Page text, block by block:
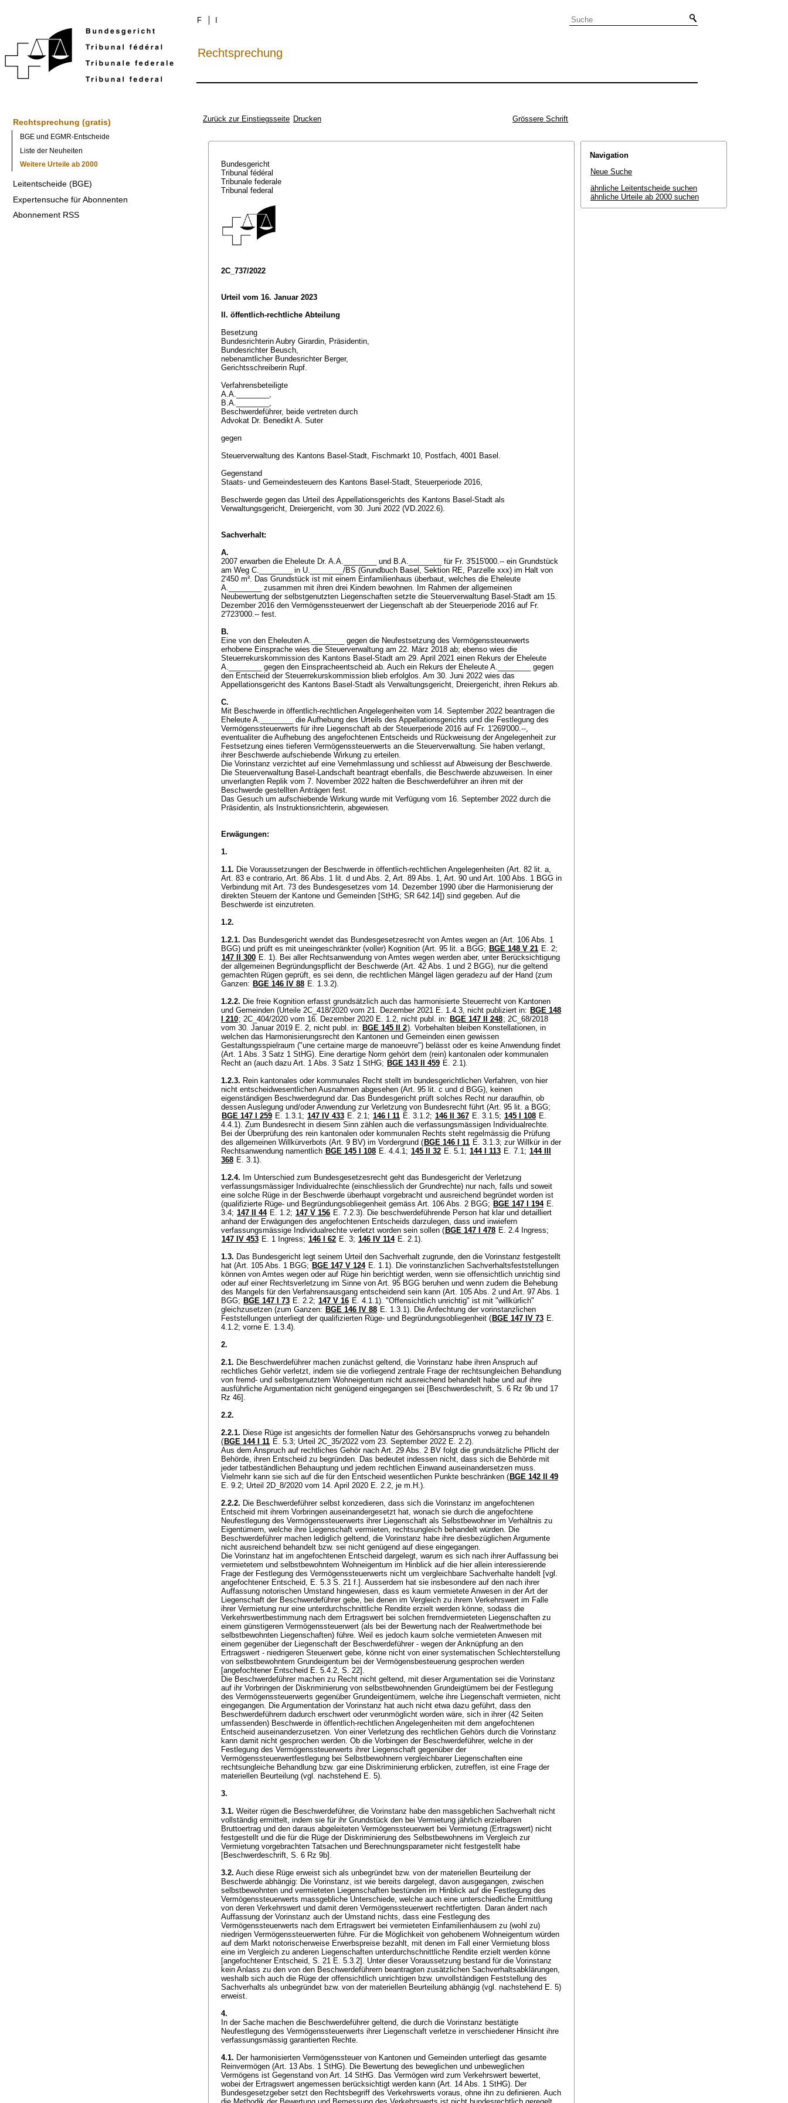
F
Rechtsprechung
Rechtsprechung (gratis)
BGE und EGMR-Entscheide
Liste der Neuheiten
Weitere Urteile ab 2000
Leitentscheide (BGE)
Expertensuche für Abonnenten
Abonnement RSS
Zurück zur Einstiegsseite Drucken Grössere Schrift
Bundesgericht
Tribunal fédéral
Tribunale federale
Tribunal federal
2C_737/2022
Urteil vom 16. Januar 2023
II. öffentlich-rechtliche Abteilung
Besetzung
Bundesrichterin Aubry Girardin, Präsidentin,
Bundesrichter Beusch,
nebenamtlicher Bundesrichter Berger,
Gerichtsschreiberin Rupf.
Verfahrensbeteiligte
A.A.________,
B.A.________,
Beschwerdeführer, beide vertreten durch
Advokat Dr. Benedikt A. Suter
gegen
Steuerverwaltung des Kantons Basel-Stadt, Fischmarkt 10, Postfach, 4001 Basel.
Gegenstand
Staats- und Gemeindesteuern des Kantons Basel-Stadt, Steuerperiode 2016,
Beschwerde gegen das Urteil des Appellationsgerichts des Kantons Basel-Stadt als
Verwaltungsgericht, Dreiergericht, vom 30. Juni 2022 (VD.2022.6).
Sachverhalt:
A.
2007 erwarben die Eheleute Dr. A.A.________ und B.A.________ für Fr. 3'515'000.-- ein Grundstück
am Weg C.________ in U.________/BS (Grundbuch Basel, Sektion RE, Parzelle xxx) im Halt von
2'450 m². Das Grundstück ist mit einem Einfamilienhaus überbaut, welches die Eheleute
A.________ zusammen mit ihren drei Kindern bewohnen. Im Rahmen der allgemeinen
Neubewertung der selbstgenutzten Liegenschaften setzte die Steuerverwaltung Basel-Stadt am 15.
Dezember 2016 den Vermögenssteuerwert der Liegenschaft ab der Steuerperiode 2016 auf Fr.
2'723'000.-- fest.
B.
Eine von den Eheleuten A.________ gegen die Neufestsetzung des Vermögenssteuerwerts
erhobene Einsprache wies die Steuerverwaltung am 22. März 2018 ab; ebenso wies die
Steuerrekurskommission des Kantons Basel-Stadt am 29. April 2021 einen Rekurs der Eheleute
A.________ gegen den Einspracheentscheid ab. Auch ein Rekurs der Eheleute A.________ gegen
den Entscheid der Steuerrekurskommission blieb erfolglos. Am 30. Juni 2022 wies das
Appellationsgericht des Kantons Basel-Stadt als Verwaltungsgericht, Dreiergericht, ihren Rekurs ab.
C.
Mit Beschwerde in öffentlich-rechtlichen Angelegenheiten vom 14. September 2022 beantragen die
Eheleute A.________ die Aufhebung des Urteils des Appellationsgerichts und die Festlegung des
Vermögenssteuerwerts für ihre Liegenschaft ab der Steuerperiode 2016 auf Fr. 1'269'000.--,
eventualiter die Aufhebung des angefochtenen Entscheids und Rückweisung der Angelegenheit zur
Festsetzung eines tieferen Vermögenssteuerwerts an die Steuerverwaltung. Sie haben verlangt,
ihrer Beschwerde aufschiebende Wirkung zu erteilen.
Die Vorinstanz verzichtet auf eine Vernehmlassung und schliesst auf Abweisung der Beschwerde.
Die Steuerverwaltung Basel-Landschaft beantragt ebenfalls, die Beschwerde abzuweisen. In einer
unverlangten Replik vom 7. November 2022 halten die Beschwerdeführer an ihren mit der
Beschwerde gestellten Anträgen fest.
Das Gesuch um aufschiebende Wirkung wurde mit Verfügung vom 16. September 2022 durch die
Präsidentin, als Instruktionsrichterin, abgewiesen.
Erwägungen:
1.
1.1. Die Voraussetzungen der Beschwerde in öffentlich-rechtlichen Angelegenheiten (Art. 82 lit. a,
Art. 83 e contrario, Art. 86 Abs. 1 lit. d und Abs. 2, Art. 89 Abs. 1, Art. 90 und Art. 100 Abs. 1 BGG in
Verbindung mit Art. 73 des Bundesgesetzes vom 14. Dezember 1990 über die Harmonisierung der
direkten Steuern der Kantone und Gemeinden [StHG; SR 642.14]) sind gegeben. Auf die
Beschwerde ist einzutreten.
1.2.
1.2.1. Das Bundesgericht wendet das Bundesgesetzesrecht von Amtes wegen an (Art. 106 Abs. 1
BGG) und prüft es mit uneingeschränkter (voller) Kognition (Art. 95 lit. a BGG; BGE 148 V 21 E. 2;
147 II 300 E. 1). Bei aller Rechtsanwendung von Amtes wegen werden aber, unter Berücksichtigung
der allgemeinen Begründungspflicht der Beschwerde (Art. 42 Abs. 1 und 2 BGG), nur die geltend
gemachten Rügen geprüft, es sei denn, die rechtlichen Mängel lägen geradezu auf der Hand (zum
Ganzen: BGE 146 IV 88 E. 1.3.2).
1.2.2. Die freie Kognition erfasst grundsätzlich auch das harmonisierte Steuerrecht von Kantonen
und Gemeinden (Urteile 2C_418/2020 vom 21. Dezember 2021 E. 1.4.3, nicht publiziert in: BGE 148
I 210; 2C_404/2020 vom 16. Dezember 2020 E. 1.2, nicht publ. in: BGE 147 II 248; 2C_68/2018
vom 30. Januar 2019 E. 2, nicht publ. in: BGE 145 II 2). Vorbehalten bleiben Konstellationen, in
welchen das Harmonisierungsrecht den Kantonen und Gemeinden einen gewissen
Gestaltungsspielraum ("une certaine marge de manoeuvre") belässt oder es keine Anwendung findet
(Art. 1 Abs. 3 Satz 1 StHG). Eine derartige Norm gehört dem (rein) kantonalen oder kommunalen
Recht an (auch dazu Art. 1 Abs. 3 Satz 1 StHG; BGE 143 II 459 E. 2.1).
1.2.3. Rein kantonales oder kommunales Recht stellt im bundesgerichtlichen Verfahren, von hier
nicht entscheidwesentlichen Ausnahmen abgesehen (Art. 95 lit. c und d BGG), keinen
eigenständigen Beschwerdegrund dar. Das Bundesgericht prüft solches Recht nur daraufhin, ob
dessen Auslegung und/oder Anwendung zur Verletzung von Bundesrecht führt (Art. 95 lit. a BGG;
BGE 147 I 259 E. 1.3.1; 147 IV 433 E. 2.1; 146 I 11 E. 3.1.2; 146 II 367 E. 3.1.5; 145 I 108 E.
4.4.1). Zum Bundesrecht in diesem Sinn zählen auch die verfassungsmässigen Individualrechte.
Bei der Überprüfung des rein kantonalen oder kommunalen Rechts steht regelmässig die Prüfung
des allgemeinen Willkürverbots (Art. 9 BV) im Vordergrund ( BGE 146 I 11 E. 3.1.3; zur Willkür in der
Rechtsanwendung namentlich BGE 145 I 108 E. 4.4.1; 145 II 32 E. 5.1; 144 I 113 E. 7.1; 144 III
368 E. 3.1).
1.2.4. Im Unterschied zum Bundesgesetzesrecht geht das Bundesgericht der Verletzung
verfassungsmässiger Individualrechte (einschliesslich der Grundrechte) nur nach, falls und soweit
eine solche Rüge in der Beschwerde überhaupt vorgebracht und ausreichend begründet worden ist
(qualifizierte Rüge- und Begründungsobliegenheit gemäss Art. 106 Abs. 2 BGG; BGE 147 I 194 E.
3.4; 147 II 44 E. 1.2; 147 V 156 E. 7.2.3). Die beschwerdeführende Person hat klar und detailliert
anhand der Erwägungen des angefochtenen Entscheids darzulegen, dass und inwiefern
verfassungsmässige Individualrechte verletzt worden sein sollen ( BGE 147 I 478 E. 2.4 Ingress;
147 IV 453 E. 1 Ingress; 146 I 62 E. 3; 146 IV 114 E. 2.1).
1.3. Das Bundesgericht legt seinem Urteil den Sachverhalt zugrunde, den die Vorinstanz festgestellt
hat (Art. 105 Abs. 1 BGG; BGE 147 V 124 E. 1.1). Die vorinstanzlichen Sachverhaltsfeststellungen
können von Amtes wegen oder auf Rüge hin berichtigt werden, wenn sie offensichtlich unrichtig sind
oder auf einer Rechtsverletzung im Sinne von Art. 95 BGG beruhen und wenn zudem die Behebung
des Mangels für den Verfahrensausgang entscheidend sein kann (Art. 105 Abs. 2 und Art. 97 Abs. 1
BGG; BGE 147 I 73 E. 2.2; 147 V 16 E. 4.1.1). "Offensichtlich unrichtig" ist mit "willkürlich"
gleichzusetzen (zum Ganzen: BGE 146 IV 88 E. 1.3.1). Die Anfechtung der vorinstanzlichen
Feststellungen unterliegt der qualifizierten Rüge- und Begründungsobliegenheit ( BGE 147 IV 73 E.
4.1.2; vorne E. 1.3.4).
2.
2.1. Die Beschwerdeführer machen zunächst geltend, die Vorinstanz habe ihren Anspruch auf
rechtliches Gehör verletzt, indem sie die vorliegend zentrale Frage der rechtsungleichen Behandlung
von fremd- und selbstgenutztem Wohneigentum nicht ausreichend behandelt habe und auf ihre
ausführliche Argumentation nicht genügend eingegangen sei [Beschwerdeschrift, S. 6 Rz 9b und 17
Rz 46].
2.2.
2.2.1. Diese Rüge ist angesichts der formellen Natur des Gehörsanspruchs vorweg zu behandeln
( BGE 144 I 11 E. 5.3; Urteil 2C_35/2022 vom 23. September 2022 E. 2.2).
Aus dem Anspruch auf rechtliches Gehör nach Art. 29 Abs. 2 BV folgt die grundsätzliche Pflicht der
Behörde, ihren Entscheid zu begründen. Das bedeutet indessen nicht, dass sich die Behörde mit
jeder tatbeständlichen Behauptung und jedem rechtlichen Einwand auseinandersetzen muss.
Vielmehr kann sie sich auf die für den Entscheid wesentlichen Punkte beschränken ( BGE 142 II 49
E. 9.2; Urteil 2D_8/2020 vom 14. April 2020 E. 2.2, je m.H.).
2.2.2. Die Beschwerdeführer selbst konzedieren, dass sich die Vorinstanz im angefochtenen
Entscheid mit ihrem Vorbringen auseinandergesetzt hat, wonach sie durch die angefochtene
Neufestlegung des Vermögenssteuerwerts ihrer Liegenschaft als Selbstbewohner im Verhältnis zu
Eigentümern, welche ihre Liegenschaft vermieten, rechtsungleich behandelt würden. Die
Beschwerdeführer machen lediglich geltend, die Vorinstanz habe ihre diesbezüglichen Argumente
nicht ausreichend behandelt bzw. sei nicht genügend auf diese eingegangen.
Die Vorinstanz hat im angefochtenen Entscheid dargelegt, warum es sich nach ihrer Auffassung bei
vermietetem und selbstbewohntem Wohneigentum im Hinblick auf die hier allein interessierende
Frage der Festlegung des Vermögenssteuerwerts nicht um vergleichbare Sachverhalte handelt [vgl.
angefochtener Entscheid, E. 5.3 S. 21 f.]. Ausserdem hat sie insbesondere auf den nach ihrer
Auffassung notorischen Umstand hingewiesen, dass es kaum vermietete Anwesen in der Art der
Liegenschaft der Beschwerdeführer gebe, bei denen im Vergleich zu ihrem Verkehrswert im Falle
ihrer Vermietung nur eine unterdurchschnittliche Rendite erzielt werden könne, sodass die
Verkehrswertbestimmung nach dem Ertragswert bei solchen fremdvermieteten Liegenschaften zu
einem günstigeren Vermögenssteuerwert (als bei der Bewertung nach der Realwertmethode bei
selbstbewohnten Liegenschaften) führe. Weil es jedoch kaum solche vermieteten Anwesen mit
einem gegenüber der Liegenschaft der Beschwerdeführer - wegen der Anknüpfung an den
Ertragswert - niedrigeren Steuerwert gebe, könne nicht von einer systematischen Schlechterstellung
von selbstbewohntem Grundeigentum bei der Vermögensbesteuerung gesprochen werden
[angefochtener Entscheid E. 5.4.2, S. 22].
Die Beschwerdeführer machen zu Recht nicht geltend, mit dieser Argumentation sei die Vorinstanz
auf ihr Vorbringen der Diskriminierung von selbstbewohnenden Grundeigtümern bei der Festlegung
des Vermögenssteuerwerts gegenüber Grundeigentümern, welche ihre Liegenschaft vermieten, nicht
eingegangen. Die Argumentation der Vorinstanz hat auch nicht etwa dazu geführt, dass den
Beschwerdeführern dadurch erschwert oder verunmöglicht worden wäre, sich in ihrer (42 Seiten
umfassenden) Beschwerde in öffentlich-rechtlichen Angelegenheiten mit dem angefochtenen
Entscheid auseinanderzusetzen. Von einer Verletzung des rechtlichen Gehörs durch die Vorinstanz
kann damit nicht gesprochen werden. Ob die Vorbingen der Beschwerdeführer, welche in der
Festlegung des Vermögenssteuerwerts ihrer Liegenschaft gegenüber der
Vermögenssteuerwertfestlegung bei Selbstbewohnern vergleichbarer Liegenschaften eine
rechtsungleiche Behandlung bzw. gar eine Diskriminierung erblicken, zutreffen, ist eine Frage der
materiellen Beurteilung (vgl. nachstehend E. 5).
3.
3.1. Weiter rügen die Beschwerdeführer, die Vorinstanz habe den massgeblichen Sachverhalt nicht
vollständig ermittelt, indem sie für ihr Grundstück den bei Vermietung jährlich erzielbaren
Bruttoertrag und den daraus abgeleiteten Vermögenssteuerwert bei Vermietung (Ertragswert) nicht
festgestellt und die für die Rüge der Diskriminierung des Selbstbewohnens im Vergleich zur
Vermietung vorgebrachten Tatsachen und Berechnungsparameter nicht festgestellt habe
[Beschwerdeschrift, S. 6 Rz 9b].
3.2. Auch diese Rüge erweist sich als unbegründet bzw. von der materiellen Beurteilung der
Beschwerde abhängig: Die Vorinstanz, ist wie bereits dargelegt, davon ausgegangen, zwischen
selbstbewohnten und vermieteten Liegenschaften bestünden im Hinblick auf die Festlegung des
Vermögenssteuerwerts massgebliche Unterschiede, welche auch eine unterschiedliche Ermittlung
von deren Verkehrswert und damit deren Vermögenssteuerwert rechtfertigten. Daran ändert nach
Auffassung der Vorinstanz auch der Umstand nichts, dass eine Festlegung des
Vermögenssteuerwerts nach dem Ertragswert bei vermieteten Einfamilienhäusern zu (wohl zu)
niedrigen Vermögenssteuerwerten führe. Für die Möglichkeit von gehobenem Wohneigentum würden
auf dem Markt notorischerweise Erwerbspreise bezahlt, mit denen im Fall einer Vermietung bloss
eine im Vergleich zu anderen Liegenschaften unterdurchschnittliche Rendite erzielt werden könne
[angefochtener Entscheid, S. 21 E. 5.3.2]. Unter dieser Voraussetzung bestand für die Vorinstanz
kein Anlass zu den von den Beschwerdeführern beantragten zusätzlichen Sachverhaltsabklärungen,
weshalb sich auch die Rüge der offensichtlich unrichtigen bzw. unvollständigen Feststellung des
Sachverhalts als unbegründet bzw. von der materiellen Beurteilung abhängig (vgl. nachstehend E. 5)
erweist.
4.
In der Sache machen die Beschwerdeführer geltend, die durch die Vorinstanz bestätigte
Neufestlegung des Vermögenssteuerwerts ihrer Liegenschaft verletze in verschiedener Hinsicht ihre
verfassungsmässig garantierten Rechte.
4.1. Der harmonisierten Vermögenssteuer von Kantonen und Gemeinden unterliegt das gesamte
Reinvermögen (Art. 13 Abs. 1 StHG). Die Bewertung des beweglichen und unbeweglichen
Vermögens ist Gegenstand von Art. 14 StHG. Das Vermögen wird zum Verkehrswert bewertet,
wobei der Ertragswert angemessen berücksichtigt werden kann (Art. 14 Abs. 1 StHG). Der
Bundesgesetzgeber setzt den Rechtsbegriff des Verkehrswerts voraus, ohne ihn zu definieren. Auch
Navigation
Neue Suche
ähnliche Leitentscheide suchen
ähnliche Urteile ab 2000 suchen